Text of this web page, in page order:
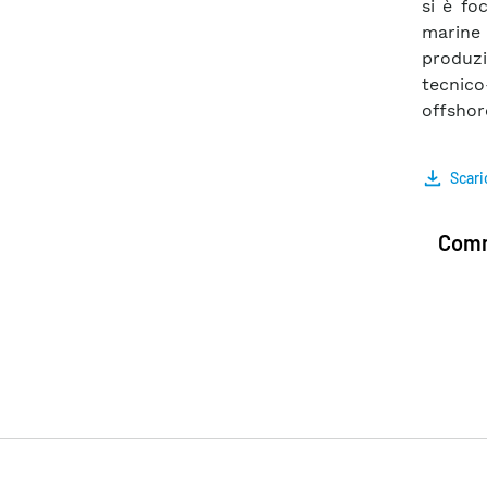
si è
marine